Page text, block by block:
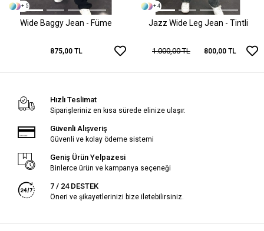
+ 5
Wide Baggy Jean - Füme
875,00 TL
+ 4
Jazz Wide Leg Jean - Tintli
1.000,00 TL 800,00 TL
Hızlı Teslimat
Siparişleriniz en kısa sürede elinize ulaşır.
Güvenli Alışveriş
Güvenli ve kolay ödeme sistemi
Geniş Ürün Yelpazesi
Binlerce ürün ve kampanya seçeneği
7 / 24 DESTEK
Öneri ve şikayetlerinizi bize iletebilirsiniz.